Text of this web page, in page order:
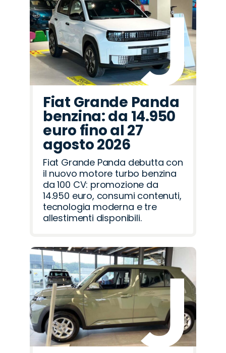
Fiat Grande Panda
benzina: da 14.950
euro fino al 27
agosto 2026
Fiat Grande Panda debutta con
il nuovo motore turbo benzina
da 100 CV: promozione da
14.950 euro, consumi contenuti,
tecnologia moderna e tre
allestimenti disponibili.